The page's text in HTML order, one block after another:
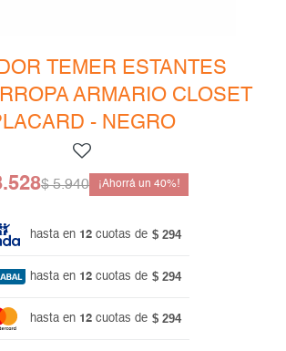
TEMER ESTANTES
ARMARIO CLOSET
- NEGRO
$ 5.940 40
hasta en 12 cuotas de $ 294
hasta en 12 cuotas de $ 294
hasta en 12 cuotas de $ 294